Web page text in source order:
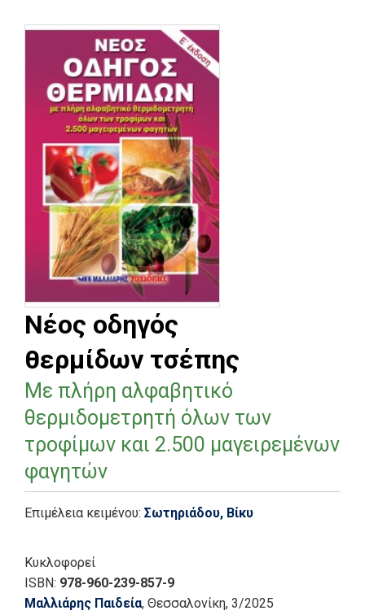
Νέος οδηγός
θερμίδων τσέπης
Με πλήρη αλφαβητικό
θερμιδομετρητή όλων των
τροφίμων και 2.500 μαγειρεμένων
φαγητών
Επιμέλεια κειμένου: Σωτηριάδου, Βίκυ
Κυκλοφορεί
ISBN: 978-960-239-857-9
Μαλλιάρης Παιδεία, Θεσσαλονίκη, 3/2025